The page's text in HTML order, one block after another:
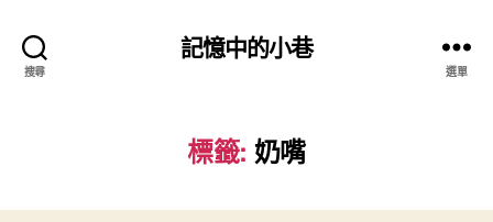
搜尋
記憶中的小巷
選單
標籤: 奶嘴